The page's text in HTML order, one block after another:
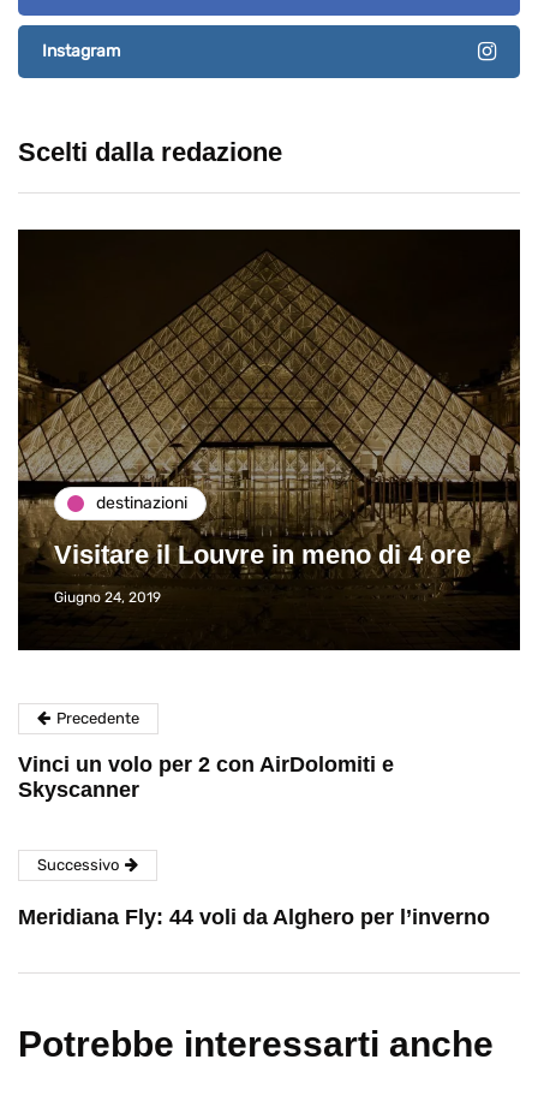
Instagram
Scelti dalla redazione
destinazioni
Visitare il Louvre in meno di 4 ore
Giugno 24, 2019
Precedente
Vinci un volo per 2 con AirDolomiti e
Skyscanner
Successivo
Meridiana Fly: 44 voli da Alghero per l’inverno
Potrebbe interessarti anche